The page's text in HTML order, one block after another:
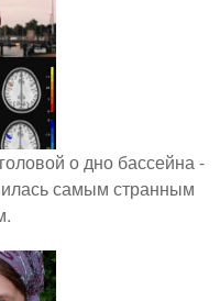
о дно бассейна -
самым странным